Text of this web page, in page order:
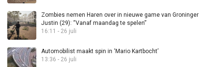
Zombies nemen Haren over in nieuwe game van Groninger
Justin (29): “Vanaf maandag te spelen”
16:11 - 26 juli
Automobilist maakt spin in ‘Mario Kartbocht’
13:36 - 26 juli